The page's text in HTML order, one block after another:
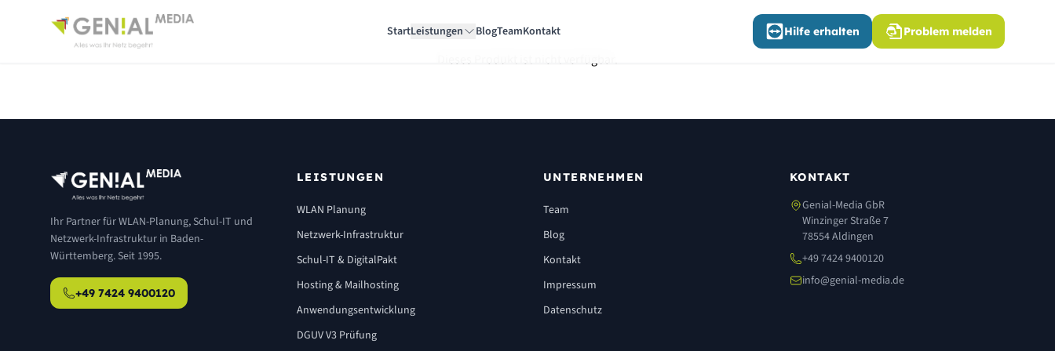
StartLeistungen BlogTeamKontakt Hilfe erhalten Problem melden
Dieses Produkt ist nicht verfügbar.
Ihr Partner für WLAN-Planung, Schul-IT und
Netzwerk-Infrastruktur in Baden-
Württemberg. Seit 1995.
+49 7424 9400120
LEISTUNGEN
WLAN Planung
Netzwerk-Infrastruktur
Schul-IT & DigitalPakt
Hosting & Mailhosting
Anwendungsentwicklung
DGUV V3 Prüfung
UNTERNEHMEN
Team
Blog
Kontakt
Impressum
Datenschutz
KONTAKT
Genial-Media GbR
Winzinger Straße 7
78554 Aldingen
+49 7424 9400120
info@genial-media.de